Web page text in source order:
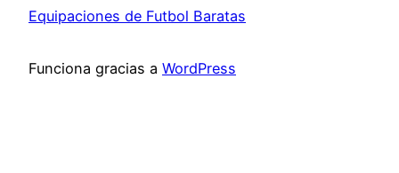
Equipaciones de Futbol Baratas
Funciona gracias a WordPress